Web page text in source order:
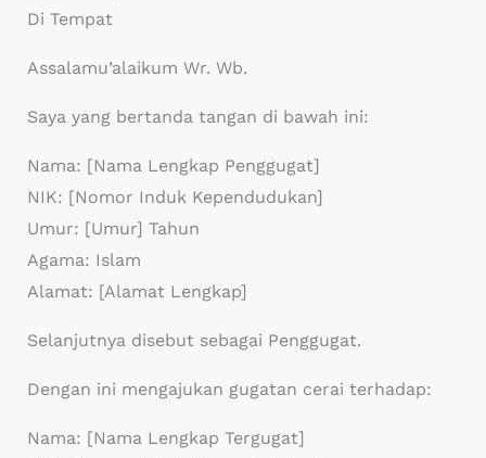
Di Tempat
Assalamu’alaikum Wr. Wb.
Saya yang bertanda tangan di bawah ini:
Nama: [Nama Lengkap Penggugat]
NIK: [Nomor Induk Kependudukan]
Umur: [Umur] Tahun
Agama: Islam
Alamat: [Alamat Lengkap]
Selanjutnya disebut sebagai Penggugat.
Dengan ini mengajukan gugatan cerai terhadap:
Nama: [Nama Lengkap Tergugat]